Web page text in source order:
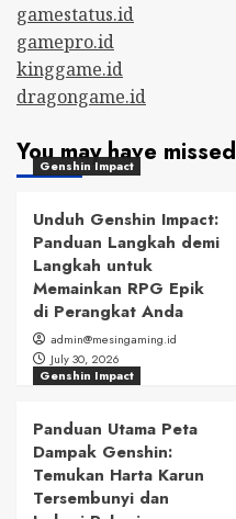
gamestatus.id
gamepro.id
kinggame.id
dragongame.id
You may have missed
Genshin Impact
Unduh Genshin Impact:
Panduan Langkah demi
Langkah untuk
Memainkan RPG Epik
di Perangkat Anda
admin@mesingaming.id
July 30, 2026
Genshin Impact
Panduan Utama Peta
Dampak Genshin:
Temukan Harta Karun
Tersembunyi dan